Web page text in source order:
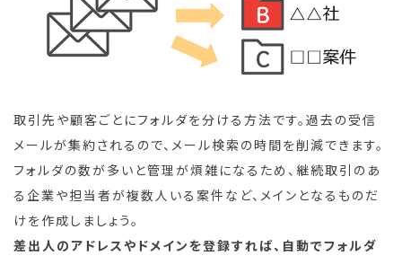
取引先や顧客ごとにフォルダを分ける方法です。過去の受信
メールが集約されるので、メール検索の時間を削減できます。
フォルダの数が多いと管理が煩雑になるため、継続取引のあ
る企業や担当者が複数人いる案件など、メインとなるものだ
けを作成しましょう。
差出人のアドレスやドメインを登録すれば、自動でフォルダ